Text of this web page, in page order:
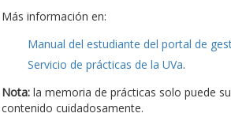
Más información en:
Manual del estudiante del portal de
Servicio de prácticas de la UVa.
Nota:la memoria de prácticas solo puede
contenido cuidadosamente.